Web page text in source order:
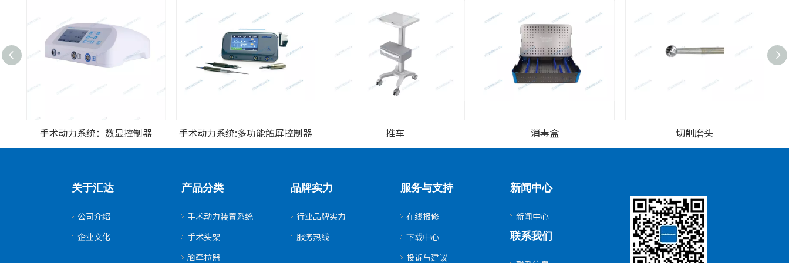
手术动力系统：数显控制器 手术动力系统:多功能触屏控制器 推车 消毒盒 切削磨头
关于汇达
公司介绍
企业文化
产品分类
手术动力装置系统
手术头架
脑牵拉器
品牌实力
行业品牌实力
服务热线
服务与支持
在线报修
下载中心
投诉与建议
新闻中心
新闻中心
联系我们